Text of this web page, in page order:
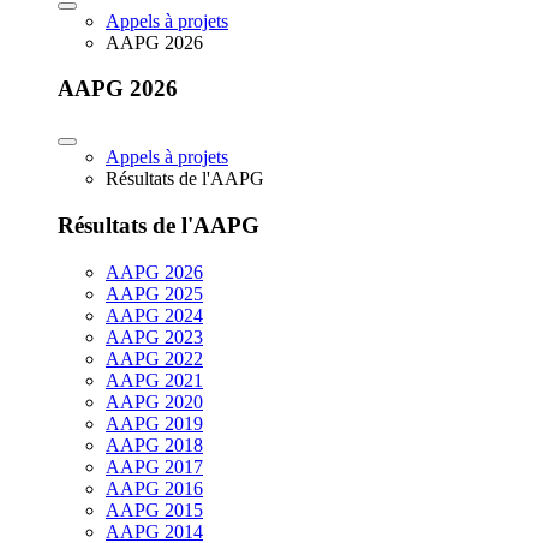
Appels à projets
AAPG 2026
AAPG 2026
Appels à projets
Résultats de l'AAPG
Résultats de l'AAPG
AAPG 2026
AAPG 2025
AAPG 2024
AAPG 2023
AAPG 2022
AAPG 2021
AAPG 2020
AAPG 2019
AAPG 2018
AAPG 2017
AAPG 2016
AAPG 2015
AAPG 2014